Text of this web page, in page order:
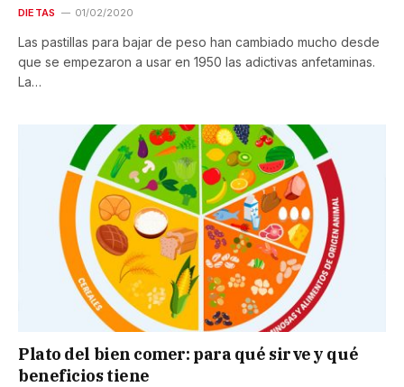
DIETAS 01/02/2020
Las pastillas para bajar de peso han cambiado mucho desde
que se empezaron a usar en 1950 las adictivas anfetaminas.
La…
Plato del bien comer: para qué sirve y qué
beneficios tiene